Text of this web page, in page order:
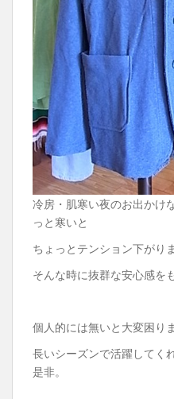
冷房・肌寒い夜のお出かけ
っと寒いと
ちょっとテンション下がり
そんな時に抜群な安心感を
個人的には無いと大変困りま
長いシーズンで活躍してく
是非。